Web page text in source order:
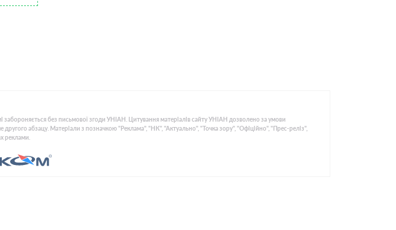
без письмової згоди УНІАН. Цитування матеріалів сайту УНІАН дозволено за умови
абзацу. Матеріали з позначкою "Реклама", "НК", "Актуально", "Точка зору", "Офіційно", "Прес-реліз",
реклами.